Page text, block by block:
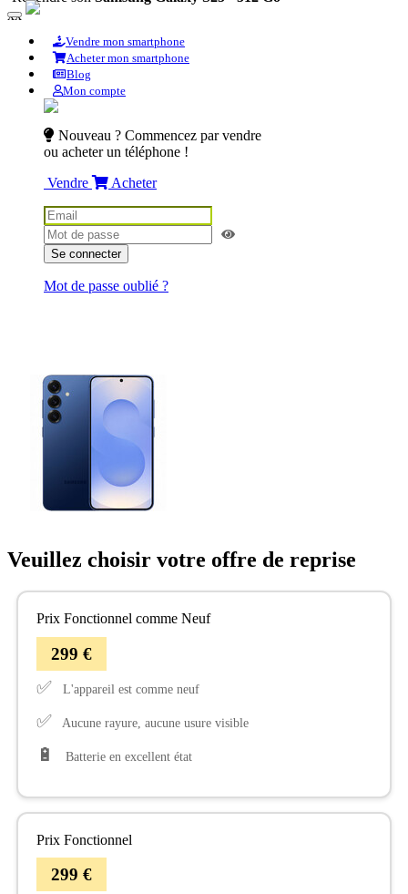
xx
Vendre mon smartphone
Acheter mon smartphone
Blog
Mon compte
Nouveau ? Commencez par vendre
ou acheter un téléphone !
Vendre
Acheter
Se connecter
Mot de passe oublié ?
Veuillez choisir votre offre de reprise
Prix Fonctionnel comme Neuf
299 €
✅ L'appareil est comme neuf
✅ Aucune rayure, aucune usure visible
🔋 Batterie en excellent état
Prix Fonctionnel
299 €